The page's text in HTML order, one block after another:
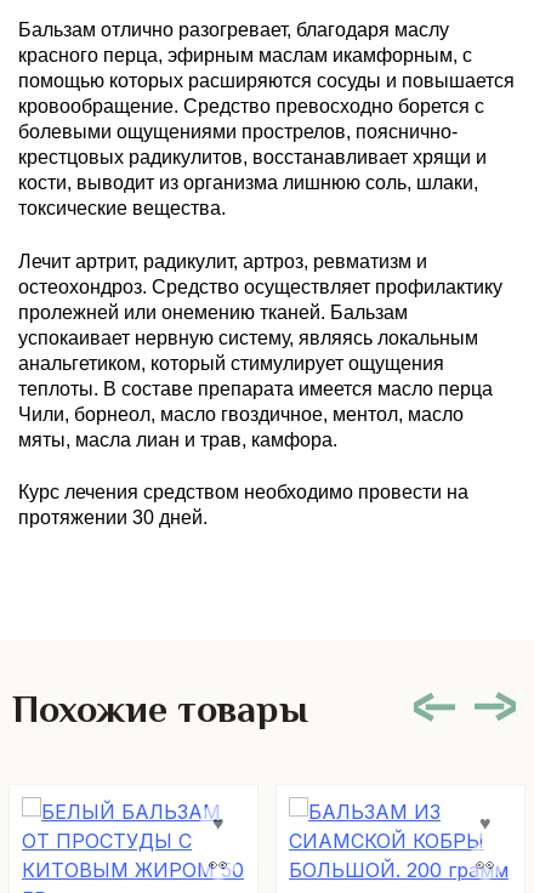
Бальзам отлично разогревает, благодаря маслу
красного перца, эфирным маслам икамфорным, с
помощью которых расширяются сосуды и повышается
кровообращение. Средство превосходно борется с
болевыми ощущениями прострелов, пояснично-
крестцовых радикулитов, восстанавливает хрящи и
кости, выводит из организма лишнюю соль, шлаки,
токсические вещества.
Лечит артрит, радикулит, артроз, ревматизм и
остеохондроз. Средство осуществляет профилактику
пролежней или онемению тканей. Бальзам
успокаивает нервную систему, являясь локальным
анальгетиком, который стимулирует ощущения
теплоты. В составе препарата имеется масло перца
Чили, борнеол, масло гвоздичное, ментол, масло
мяты, масла лиан и трав, камфора.
Курс лечения средством необходимо провести на
протяжении 30 дней.
Похожие товары